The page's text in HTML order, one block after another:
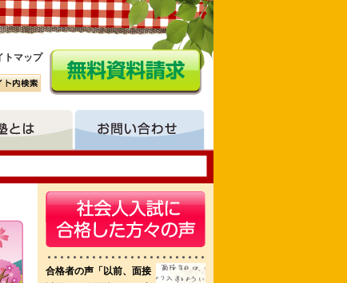
トマップ
看護学校 済生会川口看護専門学